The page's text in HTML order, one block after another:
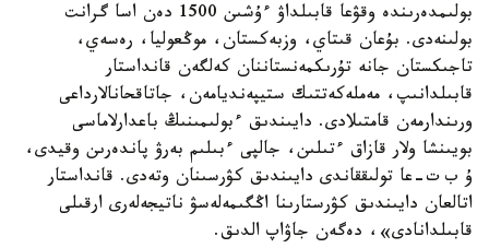
بولىمدەرىندە وقۋعا قابىلداۋ ءۇشىن 1500 دەن اسا گرانت
بولىنەدى. بۇعان قىتاي، وزبەكستان، موڭعوليا، رەسەي،
تاجىكستان جانە تۇرىكمەنستاننان كەلگەن قانداستار
قابىلدانىپ، مەملەكەتتىك ستيپەنديامەن، جاتاقحانالارداعى
ورىندارمەن قامتىلادى. دايىندىق ءبولىمىنىڭ باعدارلاماسى
بويىنشا ولار قازاق ءتىلىن، جالپى ءبىلىم بەرۋ پاندەرىن وقيدى،
ۇ ب ت-عا تولىققاندى دايىندىق كۋرسىنان وتەدى. قانداستار
اتالعان دايىندىق كۋرستارىنا اڭگىمەلەسۋ ناتيجەلەرى ارقىلى
قابىلدانادى»، دەگەن جاۋاپ الدىق.